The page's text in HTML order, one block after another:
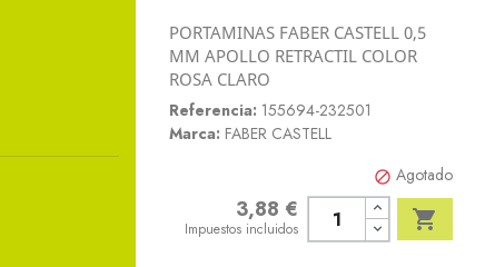
Vista rápida
PORTAMINAS FABER CASTELL 0,5
MM APOLLO RETRACTIL COLOR
ROSA CLARO
Referencia: 155694-232501
Marca: FABER CASTELL
 Agotado
3,88 €
Impuestos incluidos 